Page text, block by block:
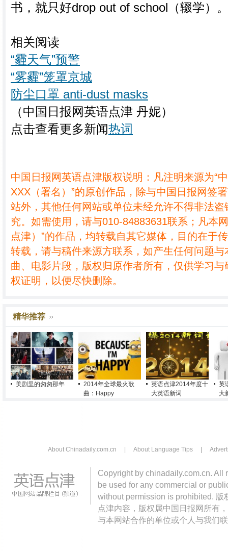
书，就只好drop out of school（辍学）
相关阅读
“霾天气”预警
“雾霾”笼罩京城
防尘口罩 anti-dust masks
（中国日报网英语点津 丹妮）
点击查看更多新闻热词
中国日报网英语点津版权说明：凡注明来源为“
XXX（署名）”的原创作品，除与中国日报网签
站外，其他任何网站或单位未经允许不得非法
究。如需使用，请与010-84883631联系；凡本
点津）”的作品，均转载自其它媒体，目的在于
转载，请与稿件来源方联系，如产生任何问题
曲、电影片段，版权归原作者所有，仅供学习
权证明，以便尽快删除。
精华推荐
美剧里的匆匆那年
2014年全球最火歌
曲：Happy
英语点津2014年度十
大英语新词
英
大
About Chinadaily.com.cn About Language Tips
Copyright by chinadaily.com.cn. All
be used for any commercial or
without permission is prohibited.
点津内容，版权属中国日报网所有
与本网站合作的单位或个人与我们